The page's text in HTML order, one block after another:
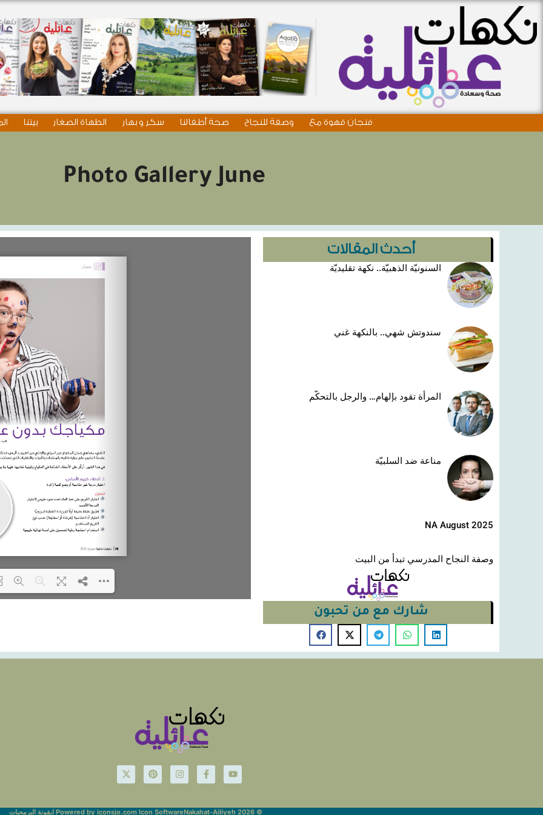
فنجان قهوة مع وصفة للنجاح صحة أطفالنا سكر و بهار الطهاة الصغار بيتنا
Photo Gallery June
أحدث المقالات
السنونيّة الذهبيّة.. نكهة تقليديّة
سندوتش شهي.. بالنكهة غني
المرأة تقود بإلهام… والرجل بالتحكّم
مناعة ضد السلبيّة
NA August 2025
وصفة النجاح المدرسي تبدأ من البيت
شارك مع من تحبون
© Nakahat-Ailiyeh 2026 Powered by iconsjo.com Icon Software ايقونة البرمجيات